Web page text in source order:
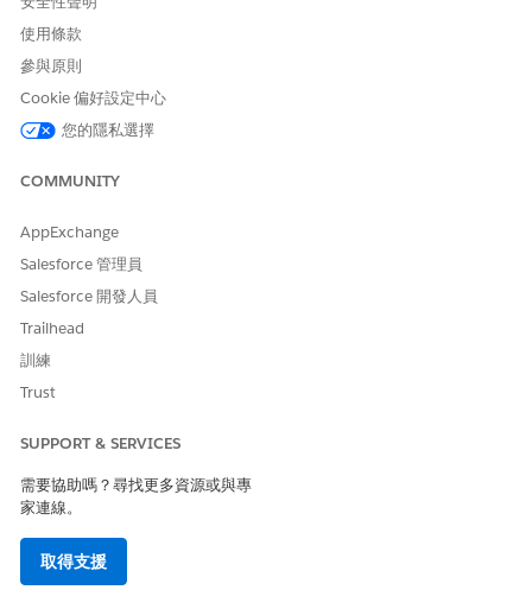
使用條款
參與原則
Cookie 偏好設定中心
您的隱私選擇
COMMUNITY
AppExchange
Salesforce 管理員
Salesforce 開發人員
Trailhead
訓練
Trust
SUPPORT & SERVICES
需要協助嗎？尋找更多資源或與專
家連線。
取得支援